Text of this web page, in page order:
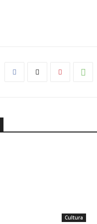
Cultura